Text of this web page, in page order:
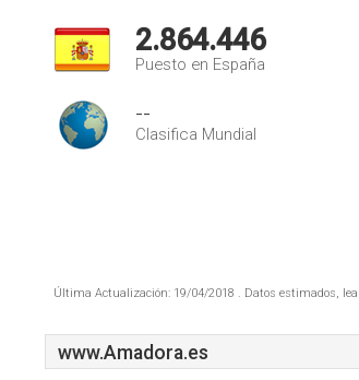
2.864.446
Puesto en España
--
Clasifica Mundial
Última Actualización: 19/04/2018 . Datos estimados, lea
www.Amadora.es